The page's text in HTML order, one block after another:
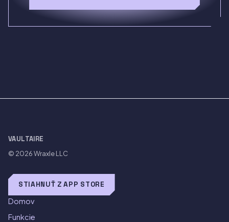
VAULTAIRE
© 2026Wraxle LLC
STIAHNUŤ Z APP STORE
Domov
Funkcie